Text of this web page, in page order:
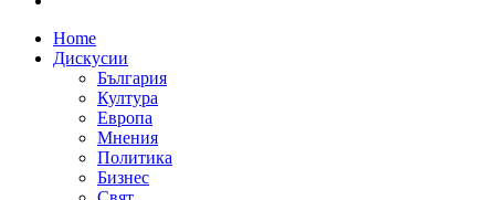
Home
Дискусии
България
Култура
Европа
Мнения
Политика
Бизнес